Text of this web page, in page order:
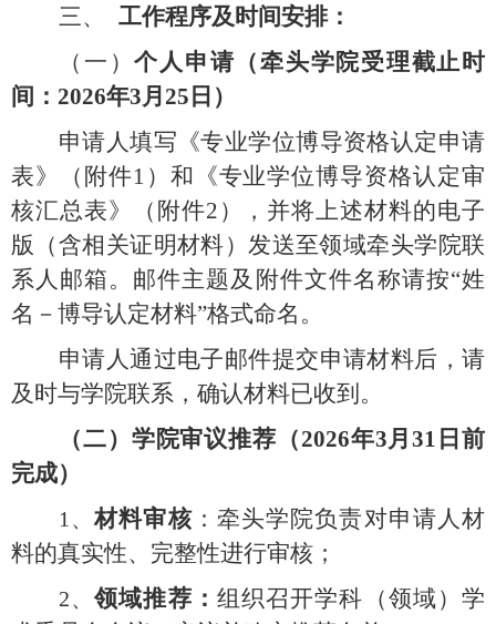
三、
工作程序及时间安排：
（一）个人申请（牵头学院受理截止时
间： 2026年3 月 25 日）
申请人填写《专业学位博导资格认定申请
表》（附件1 ）和《专业学位博导资格认定审
核汇总表》（附件2 ），并将上述材料的电子
版（含相关证明材料）发送至领域牵头学院联
系人邮箱。邮件主题及附件文件名称请按“姓
名－博导认定材料”格式命名。
申请人通过电子邮件提交申请材料后， 请
及时与学院联系，确认材料已收到。
（二） 学院审议推荐（2026年3 月31 日前
完成）
1、材料审核：牵头学院负责对申请人材
料的真实性、完整性进行审核；
2、领域推荐： 组织召开学科（领域）学